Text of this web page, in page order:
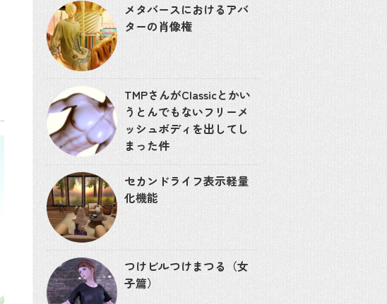
メタバースにおけるアバ
ターの肖像権
TMPさんがClassicとかい
うとんでもないフリーメ
ッシュボディを出してし
まった件
セカンドライフ表示軽量
化機能
つけビルつけまつる（女
子篇）